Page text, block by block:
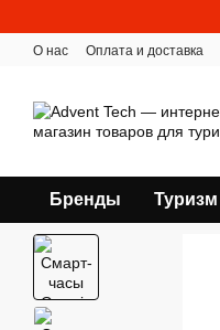
О нас Оплата и доставка
Бренды Туризм